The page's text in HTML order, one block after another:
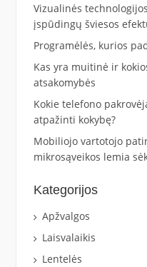
Vizualinės
įspūdingų šviesos
Programėlės, kurios
Kas yra muitinė ir
atsakomybės
Kokie telefono
atpažinti kokybę?
Mobiliojo vartotojo
mikrosąveikos lemia
Kategorijos
Apžvalgos
Laisvalaikis
Lentelės